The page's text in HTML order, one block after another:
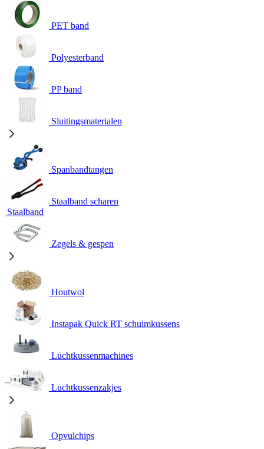
PET band
Polyesterband
PP band
Sluitingsmaterialen
Spanbandtangen
Staalband scharen
Staalband
Zegels & gespen
Houtwol
Instapak Quick RT schuimkussens
Luchtkussenmachines
Luchtkussenzakjes
Opvulchips